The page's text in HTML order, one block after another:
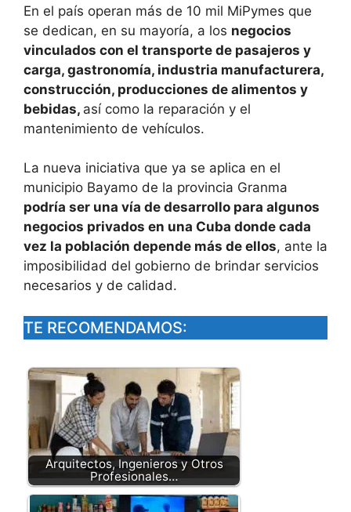
En el país operan más de 10 mil MiPymes que
se dedican, en su mayoría, a los negocios
vinculados con el transporte de pasajeros y
carga, gastronomía, industria manufacturera,
construcción, producciones de alimentos y
bebidas, así como la reparación y el
mantenimiento de vehículos.
La nueva iniciativa que ya se aplica en el
municipio Bayamo de la provincia Granma
podría ser una vía de desarrollo para algunos
negocios privados en una Cuba donde cada
vez la población depende más de ellos, ante la
imposibilidad del gobierno de brindar servicios
necesarios y de calidad.
TE RECOMENDAMOS:
Arquitectos, Ingenieros y Otros
Profesionales…